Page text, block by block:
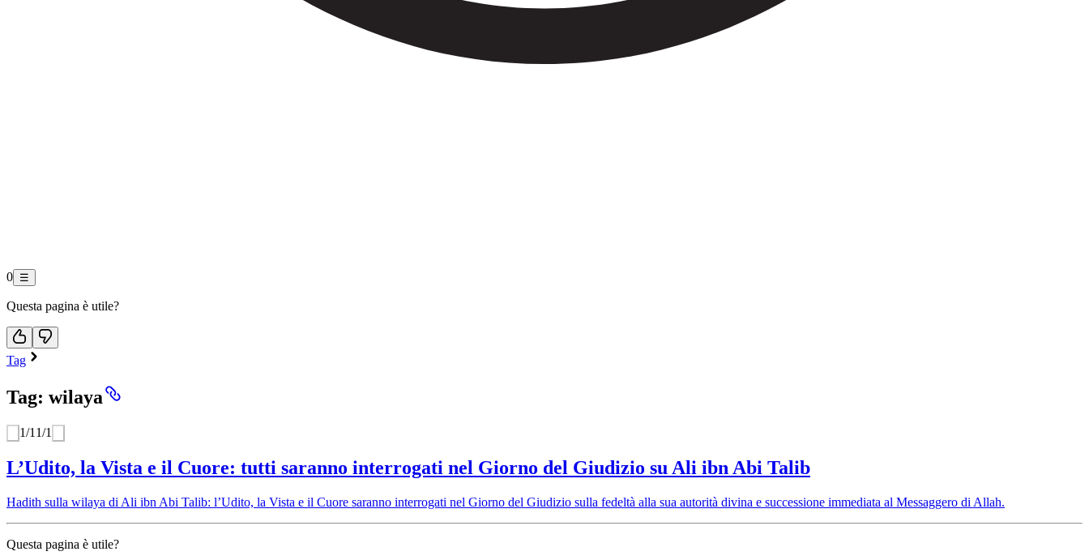
0 ☰
Questa pagina è utile?
Tag
Tag: wilaya
1/1 1/1
L’Udito, la Vista e il Cuore: tutti saranno interrogati nel Giorno del Giudizio su Ali ibn Abi Talib
Hadith sulla wilaya di Ali ibn Abi Talib: l’Udito, la Vista e il Cuore saranno interrogati nel Giorno del Giudizio sulla fedeltà alla sua autorità divina e successione immediata al Messaggero di Allah.
Questa pagina è utile?